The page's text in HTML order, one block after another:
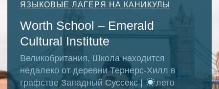
ЯЗЫКОВЫЕ ЛАГЕРЯ НА КАНИКУЛЫ
Worth School – Emerald
Cultural Institute
Великобритания, Школа находится
недалеко от деревни Тернерс-Хилл в
графстве Западный Суссекс |
лето